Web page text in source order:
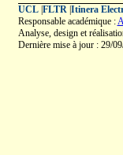
UCL| FLTR| Itinera
Responsable académique :
Analyse, design et
Dernière mise à jour : 29/